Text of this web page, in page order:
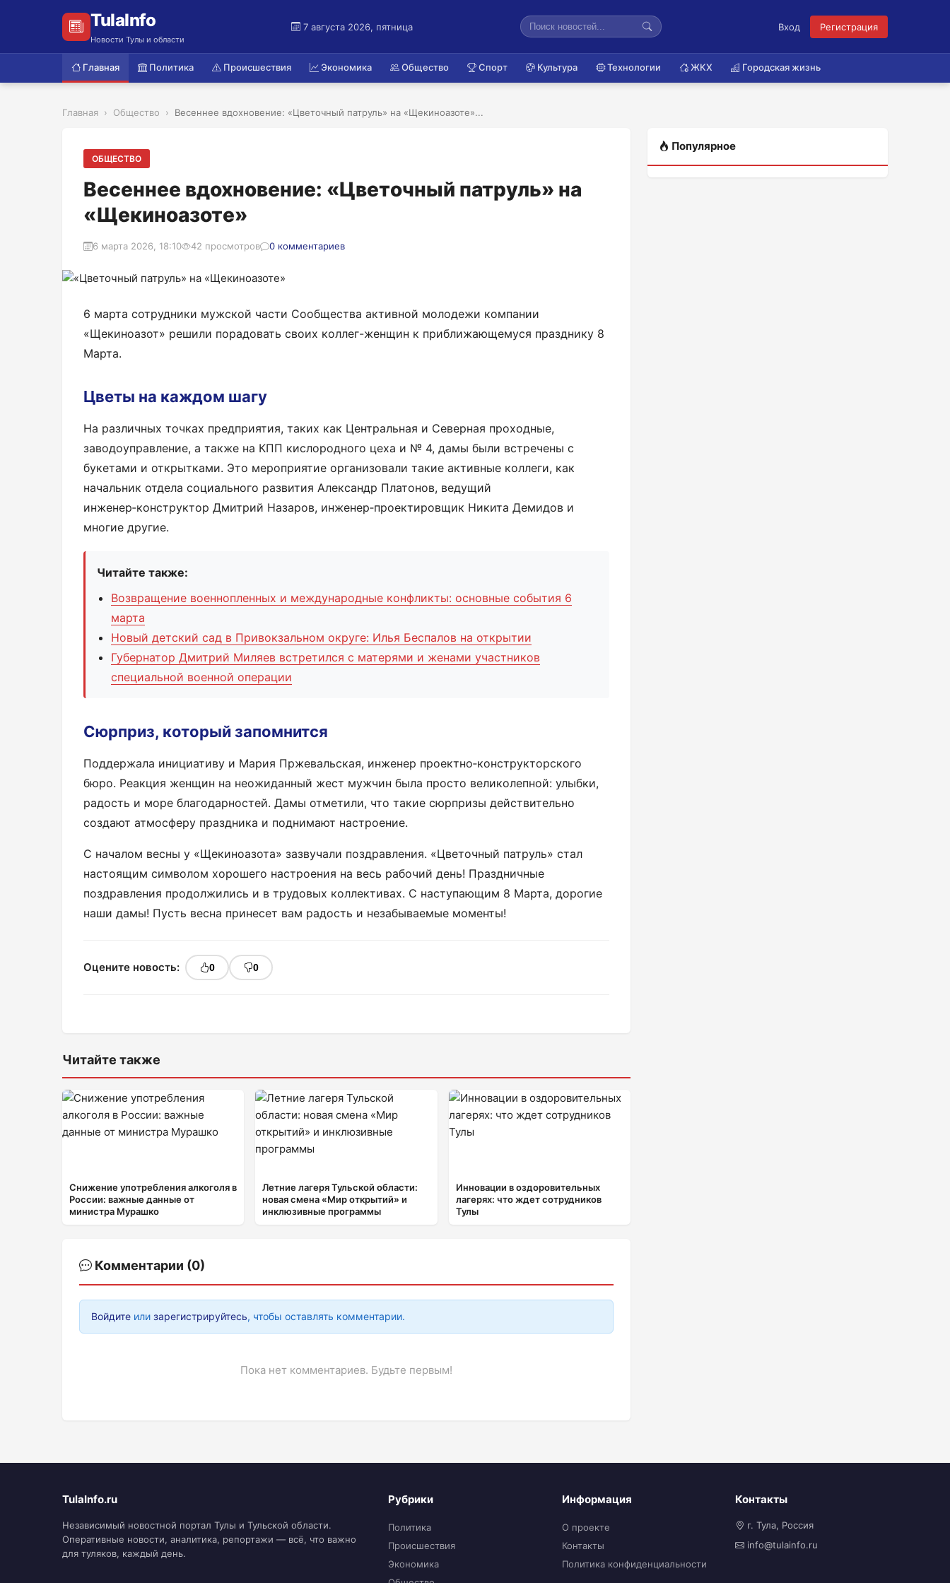
TulaInfo
Новости Тулы и области
7 августа 2026, пятница Вход Регистрация
Главная Политика Происшествия Экономика Общество Спорт Культура Технологии ЖКХ Городская жизнь
Главная Общество Весеннее вдохновение: «Цветочный патруль» на «Щекиноазоте»...
ОБЩЕСТВО
Весеннее вдохновение: «Цветочный патруль» на
«Щекиноазоте»
6 марта 2026, 18:10 42 просмотров 0 комментариев
6 марта сотрудники мужской части Сообщества активной молодежи компании
«Щекиноазот» решили порадовать своих коллег-женщин к приближающемуся празднику 8
Марта.
Цветы на каждом шагу
На различных точках предприятия, таких как Центральная и Северная проходные,
заводоуправление, а также на КПП кислородного цеха и № 4, дамы были встречены с
букетами и открытками. Это мероприятие организовали такие активные коллеги, как
начальник отдела социального развития Александр Платонов, ведущий
инженер‑конструктор Дмитрий Назаров, инженер‑проектировщик Никита Демидов и
многие другие.
Читайте также:
Возвращение военнопленных и международные конфликты: основные события 6
марта
Новый детский сад в Привокзальном округе: Илья Беспалов на открытии
Губернатор Дмитрий Миляев встретился с матерями и женами участников
специальной военной операции
Сюрприз, который запомнится
Поддержала инициативу и Мария Пржевальская, инженер проектно‑конструкторского
бюро. Реакция женщин на неожиданный жест мужчин была просто великолепной: улыбки,
радость и море благодарностей. Дамы отметили, что такие сюрпризы действительно
создают атмосферу праздника и поднимают настроение.
С началом весны у «Щекиноазота» зазвучали поздравления. «Цветочный патруль» стал
настоящим символом хорошего настроения на весь рабочий день! Праздничные
поздравления продолжились и в трудовых коллективах. С наступающим 8 Марта, дорогие
наши дамы! Пусть весна принесет вам радость и незабываемые моменты!
Оцените новость: 0 0
Читайте также
Снижение употребления алкоголя в
России: важные данные от
министра Мурашко
Летние лагеря Тульской области:
новая смена «Мир открытий» и
инклюзивные программы
Инновации в оздоровительных
лагерях: что ждет сотрудников
Тулы
Комментарии (0)
Войдите или зарегистрируйтесь, чтобы оставлять комментарии.
Пока нет комментариев. Будьте первым!
Популярное
TulaInfo.ru
Независимый новостной портал Тулы и Тульской области.
Оперативные новости, аналитика, репортажи — всё, что важно
для туляков, каждый день.
Рубрики
Политика
Происшествия
Экономика
Информация
О проекте
Контакты
Политика конфиденциальности
Контакты
г. Тула, Россия
info@tulainfo.ru